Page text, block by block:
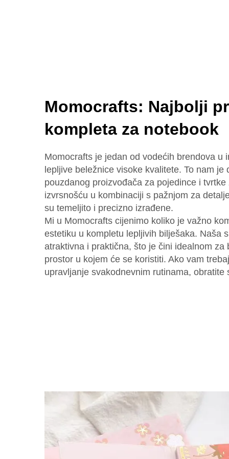
Momocrafts: Najbolji
kompleta za notebook
Momocrafts je jedan od vodećih brendova u
lepljive beležnice visoke kvalitete. To nam je
pouzdanog proizvođača za pojedince i
izvrsnošću u kombinaciji s pažnjom za
su temeljito i precizno izrađene.
Mi u Momocrafts cijenimo koliko je važno
estetiku u kompletu lepljivih bilješaka. Naša
atraktivna i praktična, što je čini idealnom za
prostor u kojem će se koristiti. Ako vam
upravljanje svakodnevnim rutinama, obratite